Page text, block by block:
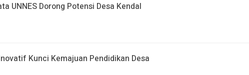
UNNES Dorong Potensi Desa Kendal
Kunci Kemajuan Pendidikan Desa